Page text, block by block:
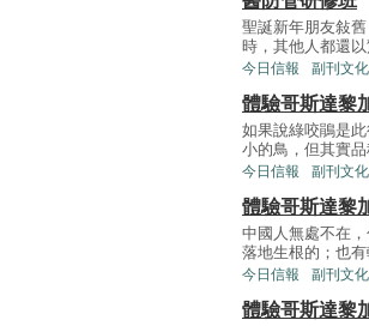
聖誕新年朋友敍
時，其他人都還
今日信報 副刊文化
體驗哥斯達黎
如果說綠咬鵑是
小的鳥，但其實
今日信報 副刊文化
體驗哥斯達黎
中國人無處不在
落地生根的；也
今日信報 副刊文化
體驗哥斯達黎